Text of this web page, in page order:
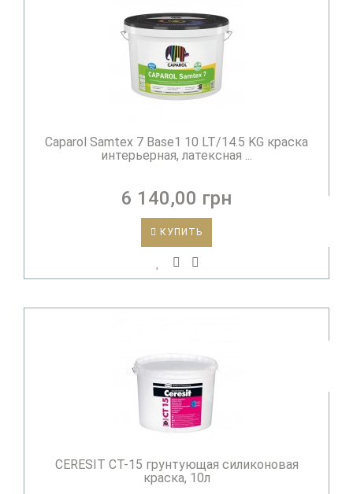
Caparol Samtex 7 Вase1 10 LT/14.5 KG краска
интерьерная, латексная ...
6 140,00 грн
КУПИТЬ
CERESIT CT-15 грунтующая силиконовая
краска, 10л